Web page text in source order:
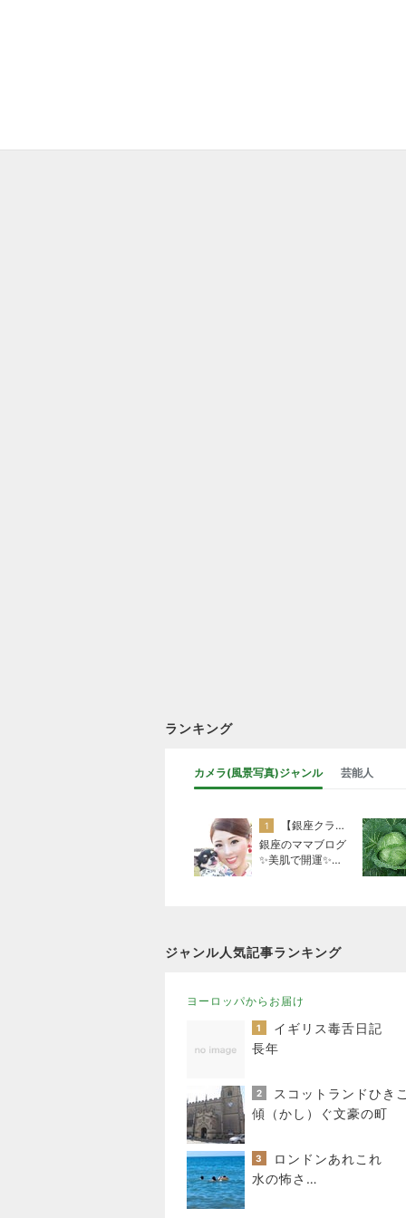
ランキング
カメラ(風景写真)ジャンル 芸能人
1
【銀座クラブ高嶋】元OL婚約破棄から24歳で銀座ママ25歳でオーナーママ銀座 美肌で開運♡パワースポット巡り高嶋りえ子ブログ
銀座のママブログ
✨美肌で開運✨銀
ーキン コーデ
ジャンル人気記事ランキング
ヨーロッパからお届け
1
イギリス毒舌日記
長年
2
傾（かし）ぐ文豪の町
3
ロンドンあれこれ
水の怖さ…